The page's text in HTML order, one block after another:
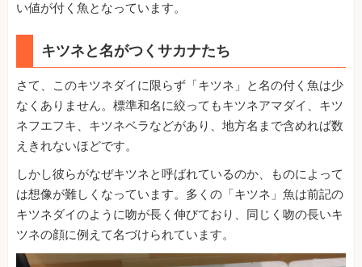
い値が付く魚となっています。
キツネと名がつくサカナたち
さて、このキツネダイに限らず「キツネ」と名の付く魚は少
なくありません。標準和名に絞ってもキツネアマダイ、キツ
ネフエフキ、キツネベラなどがあり、地方名まで含めれば数
えきれないほどです。
しかし彼らがなぜキツネと呼ばれているのか、ものによって
は想像が難しくなっています。多くの「キツネ」魚は前記の
キツネダイのように吻が長く伸びており、同じく吻の長いキ
ツネの顔に例えて名づけられています。